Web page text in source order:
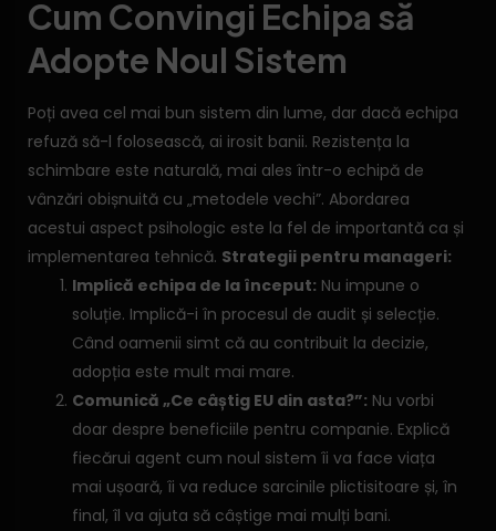
Cum Convingi Echipa să
Adopte Noul Sistem
Poți avea cel mai bun sistem din lume, dar dacă echipa
refuză să-l folosească, ai irosit banii. Rezistența la
schimbare este naturală, mai ales într-o echipă de
vânzări obișnuită cu „metodele vechi”. Abordarea
acestui aspect psihologic este la fel de importantă ca și
implementarea tehnică. Strategii pentru manageri:
Implică echipa de la început: Nu impune o
soluție. Implică-i în procesul de audit și selecție.
Când oamenii simt că au contribuit la decizie,
adopția este mult mai mare.
Comunică „Ce câștig EU din asta?”: Nu vorbi
doar despre beneficiile pentru companie. Explică
fiecărui agent cum noul sistem îi va face viața
mai ușoară, îi va reduce sarcinile plictisitoare și, în
final, îl va ajuta să câștige mai mulți bani.